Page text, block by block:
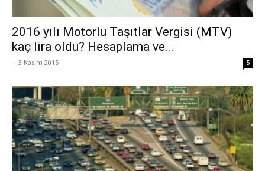
2016 yılı Motorlu Taşıtlar Vergisi (MTV)
kaç lira oldu? Hesaplama ve...
- 3 Kasım 2015 5